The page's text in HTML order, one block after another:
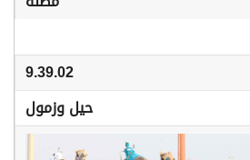
9.39.02
حيل وزمول